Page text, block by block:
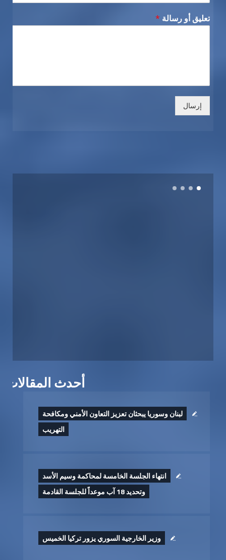
تعليق أو رسالة *
إرسال
أحدث المقالات
لبنان وسوريا يبحثان تعزيز التعاون الأمني ومكافحة
التهريب
انتهاء الجلسة الخامسة لمحاكمة وسيم الأسد
وتحديد 18 آب موعداً للجلسة القادمة
وزير الخارجية السوري يزور تركيا الخميس